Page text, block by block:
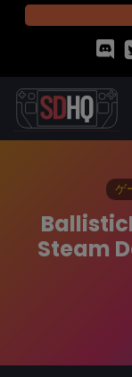
ゲ
Steam